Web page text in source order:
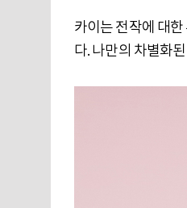
카이는 전작에 대
다. 나만의 차별화